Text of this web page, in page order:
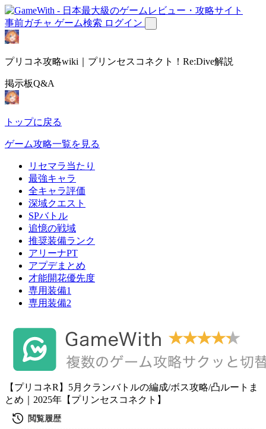
事前ガチャ ゲーム検索 ログイン
プリコネ攻略wiki｜プリンセスコネクト！Re:Dive解説
掲示板Q&A
トップに戻る
ゲーム攻略一覧を見る
リセマラ当たり
最強キャラ
全キャラ評価
深域クエスト
SPバトル
追憶の戦域
推奨装備ランク
アリーナPT
アプデまとめ
才能開花優先度
専用装備1
専用装備2
【プリコネR】5月クランバトルの編成/ボス攻略/凸ルートま
とめ｜2025年【プリンセスコネクト】